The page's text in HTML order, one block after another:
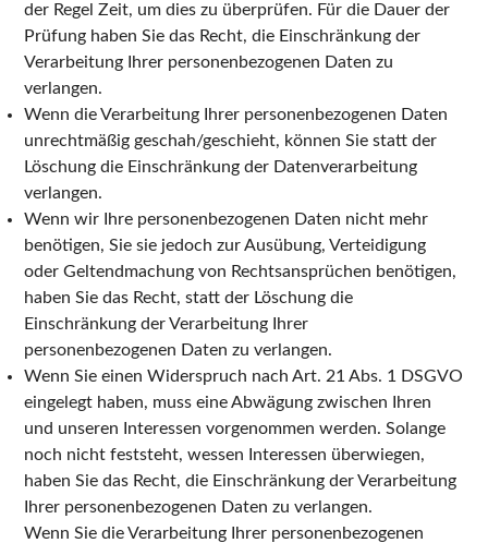
der Regel Zeit, um dies zu überprüfen. Für die Dauer der
Prüfung haben Sie das Recht, die Einschränkung der
Verarbeitung Ihrer personenbezogenen Daten zu
verlangen.
Wenn die Verarbeitung Ihrer personenbezogenen Daten
unrechtmäßig geschah/geschieht, können Sie statt der
Löschung die Einschränkung der Datenverarbeitung
verlangen.
Wenn wir Ihre personenbezogenen Daten nicht mehr
benötigen, Sie sie jedoch zur Ausübung, Verteidigung
oder Geltendmachung von Rechtsansprüchen benötigen,
haben Sie das Recht, statt der Löschung die
Einschränkung der Verarbeitung Ihrer
personenbezogenen Daten zu verlangen.
Wenn Sie einen Widerspruch nach Art. 21 Abs. 1 DSGVO
eingelegt haben, muss eine Abwägung zwischen Ihren
und unseren Interessen vorgenommen werden. Solange
noch nicht feststeht, wessen Interessen überwiegen,
haben Sie das Recht, die Einschränkung der Verarbeitung
Ihrer personenbezogenen Daten zu verlangen.
Wenn Sie die Verarbeitung Ihrer personenbezogenen